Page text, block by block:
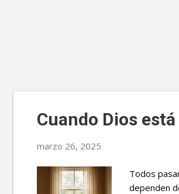
Cuando Dios
marzo 26, 2025
Todos
dependen